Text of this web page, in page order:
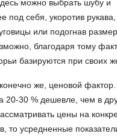
можно выбрать шубу и
под себя, укоротив
или подогнав
благодаря тому
базируются при своих
же, ценовой
20-30 % дешевле, чем в
цены на
то усредненные